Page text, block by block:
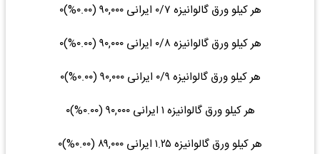
هر کیلو ورق گالوانیزه ۰/۷ ایرانی ۹۰,۰۰۰ (۰.۰۰%)۰
هر کیلو ورق گالوانیزه ۰/۸ ایرانی ۹۰,۰۰۰ (۰.۰۰%)۰
هر کیلو ورق گالوانیزه ۰/۹ ایرانی ۹۰,۰۰۰ (۰.۰۰%)۰
هر کیلو ورق گالوانیزه ۱ ایرانی ۹۰,۰۰۰ (۰.۰۰%)۰
هر کیلو ورق گالوانیزه ۱.۲۵ ایرانی ۸۹,۰۰۰ (۰.۰۰%)۰